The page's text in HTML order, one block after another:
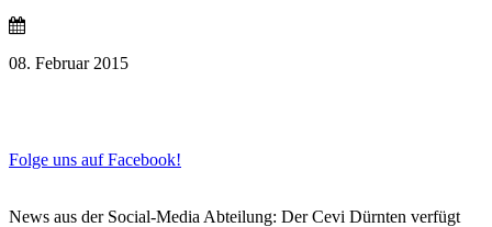
08. Februar 2015
Folge uns auf Facebook!
News aus der Social-Media Abteilung: Der Cevi Dürnten verfügt